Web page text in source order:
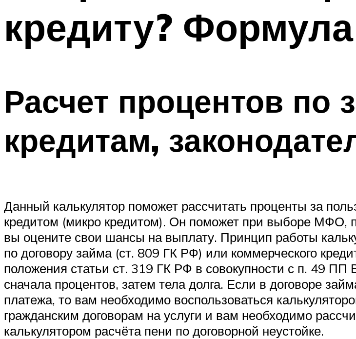
кредиту?
Расчет процентов по
кредитам,
Данный калькулятор поможет рассчитать проценты за
кредитом (микро кредитом). Он поможет при выборе МФО,
вы оцените свои шансы на выплату. Принцип работы
по договору займа (ст. 809 ГК РФ) или коммерческого
положения статьи ст. 319 ГК РФ в совокупности с п. 49
сначала процентов, затем тела долга. Если в договоре
платежа, то вам необходимо воспользоваться
гражданским договорам на услуги и вам необходимо
калькулятором расчёта пени по договорной неустойке.